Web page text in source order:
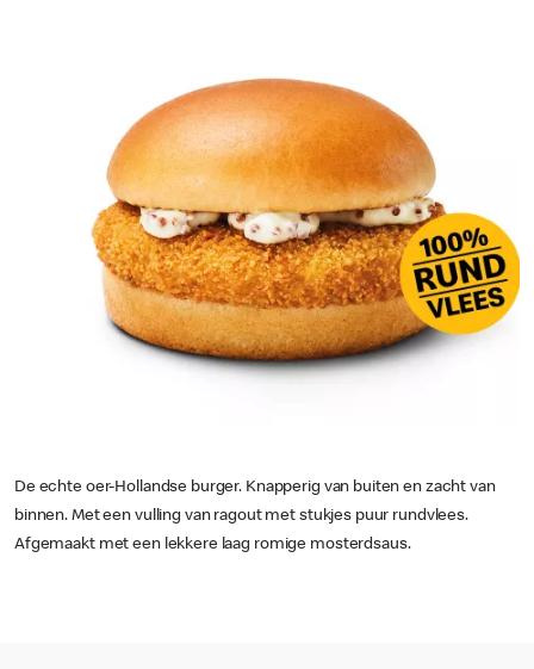
De echte oer-Hollandse burger. Knapperig van buiten en zacht van
binnen. Met een vulling van ragout met stukjes puur rundvlees.
Afgemaakt met een lekkere laag romige mosterdsaus.